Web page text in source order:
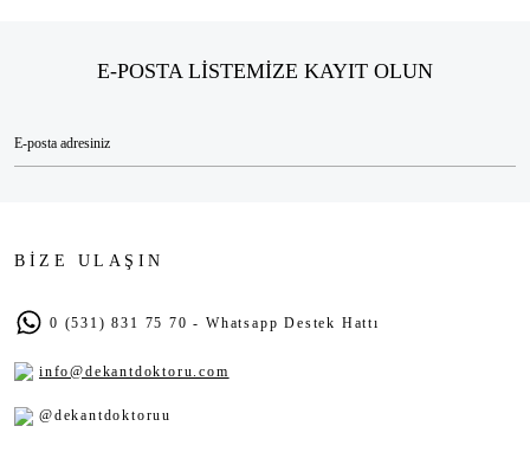
E-POSTA LİSTEMİZE KAYIT OLUN
BİZE ULAŞIN
0 (531) 831 75 70 - Whatsapp Destek Hattı
info@dekantdoktoru.com
@dekantdoktoruu